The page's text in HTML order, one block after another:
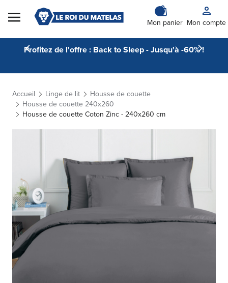
Skip to Content
Mon panier Mon compte
Profitez de l'offre : Back to Sleep - Jusqu'à -60% !
Accueil Linge de lit
Housse de couette
Housse de couette 240x260
Housse de couette Coton Zinc - 240x260 cm